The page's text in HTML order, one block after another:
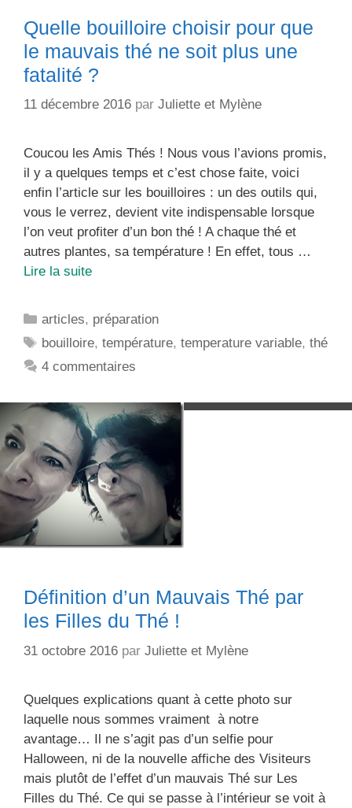
Quelle bouilloire choisir pour que
le mauvais thé ne soit plus une
fatalité ?
11 décembre 2016 par Juliette et Mylène
Coucou les Amis Thés ! Nous vous l’avions promis,
il y a quelques temps et c’est chose faite, voici
enfin l’article sur les bouilloires : un des outils qui,
vous le verrez, devient vite indispensable lorsque
l’on veut profiter d’un bon thé ! A chaque thé et
autres plantes, sa température ! En effet, tous …
Lire la suiteQuelle
choisir
pour
que
le
thé
ne
soit
plus
une
fatalité
?
Catégories
articles, préparation
Étiquettes
bouilloire,température,temperature variable,thé
4 commentaires
Définition d’un Mauvais Thé par
les Filles du Thé !
31 octobre 2016 par Juliette et Mylène
Quelques explications quant à cette photo sur
laquelle nous sommes vraiment à notre
avantage… Il ne s’agit pas d’un selfie pour
Halloween, ni de la nouvelle affiche des Visiteurs
mais plutôt de l’effet d’un mauvais Thé sur Les
Filles du Thé. Ce qui se passe à l’intérieur se voit à